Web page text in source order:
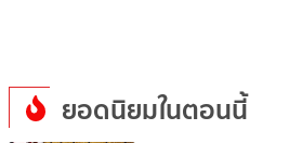
ยอดนิยมในตอนนี้